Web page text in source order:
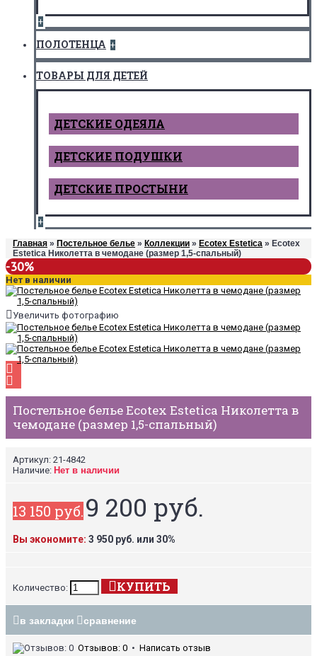
+
ПОЛОТЕНЦА +
ТОВАРЫ ДЛЯ ДЕТЕЙ
ДЕТCКИЕ ОДЕЯЛА
ДЕТСКИЕ ПОДУШКИ
ДЕТСКИЕ ПРОСТЫНИ
+
Главная » Постельное белье » Коллекции » Ecotex Estetica » Ecotex
Estetica Николетта в чемодане (размер 1,5-спальный)
-30%
Нет в наличии
Увеличить фотографию
Постельное белье Ecotex Estetica Николетта в
чемодане (размер 1,5-спальный)
Артикул: 21-4842
Наличие: Нет в наличии
13 150 руб.9 200 руб.
Вы экономите: 3 950 руб. или 30%
Количество: КУПИТЬ
в закладки сравнение
Отзывов: 0 • Написать отзыв